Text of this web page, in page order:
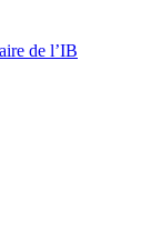
de l’IB